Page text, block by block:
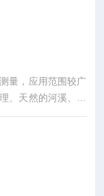
量，应用范围较广
、天然的河溪、市
、工业污染计量、
程监测等行业。